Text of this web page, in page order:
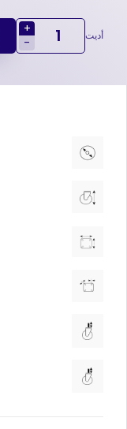
أديت
+
-